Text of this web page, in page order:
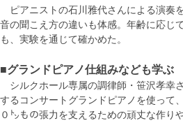
ピアニストの石川雅代さんによる演奏
音の聞こえ方の違いも体感。年齢に応じ
も、実験を通じて確かめた。
■グランドピアノ仕組みなども学ぶ
シルクホール専属の調律師・笹沢孝幸
するコンサートグランドピアノを使って
０㌧もの張力を支えるための頑丈な作り